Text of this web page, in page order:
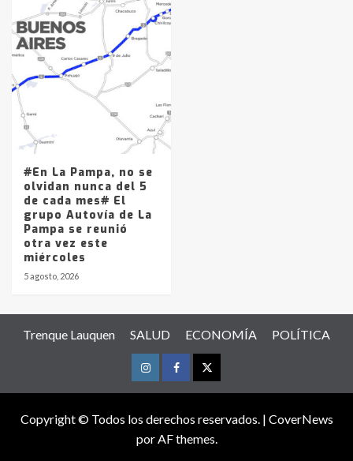
#En La Pampa, no se
olvidan nunca del 5
de cada mes# El
grupo Autovía de La
Pampa se reunió
otra vez este
miércoles
5 agosto, 2026
Trenque Lauquen SALUD ECONOMÍA POLÍTICA
InstagramFacebookTwitter
Copyright © Todos los derechos reservados. | CoverNews
por AF themes.